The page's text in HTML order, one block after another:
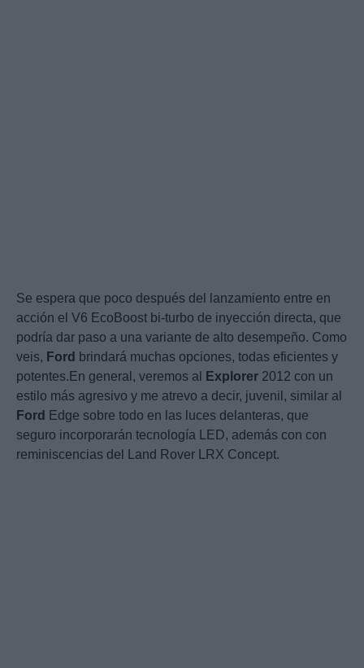
Se espera que poco después del lanzamiento entre en
acción el V6 EcoBoost bi-turbo de inyección directa, que
podría dar paso a una variante de alto desempeño. Como
veis, Ford brindará muchas opciones, todas eficientes y
potentes.En general, veremos al
Explorer 2012 con un
estilo más agresivo y me atrevo a decir, juvenil, similar al
Ford Edge sobre todo en las luces delanteras, que
seguro incorporarán tecnología LED, además con con
reminiscencias del Land Rover LRX Concept.